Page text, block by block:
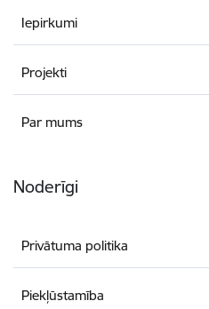
Iepirkumi
Projekti
Par mums
Noderīgi
Privātuma politika
Piekļūstamība